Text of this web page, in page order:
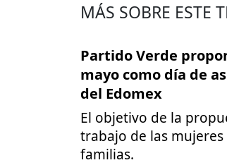
MÁS SOBRE ESTE
Partido Verde
mayo como día de
del Edomex
El objetivo de la
trabajo de las mujeres
familias.